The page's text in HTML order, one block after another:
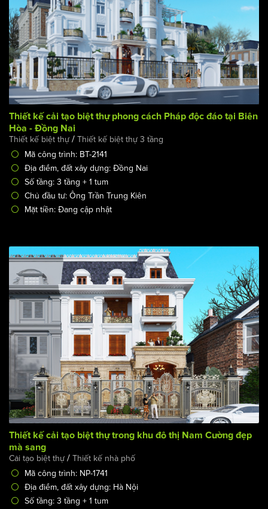
Thiết kế cải tạo biệt thự phong cách Pháp độc đáo tại Biên
Hòa - Đồng Nai
Thiết kế biệt thự / Thiết kế biệt thự 3 tầng
Mã công trình: BT-2141
Địa điểm, đất xây dựng: Đồng Nai
Số tầng: 3 tầng + 1 tum
Chủ đầu tư: Ông Trần Trung Kiên
Mặt tiền: Đang cập nhật
Thiết kế cải tạo biệt thự trong khu đô thị Nam Cường đẹp
mà sang
Cải tạo biệt thự / Thiết kế nhà phố
Mã công trình: NP-1741
Địa điểm, đất xây dựng: Hà Nội
Số tầng: 3 tầng + 1 tum